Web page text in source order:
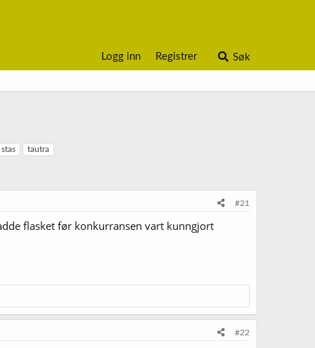
Logg inn Registrer Søk
stas tautra
#21
flasket før konkurransen vart kunngjort
#22